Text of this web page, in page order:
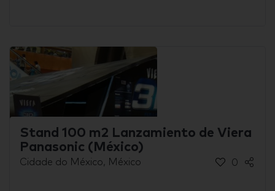
Stand 100 m2 Lanzamiento de Viera
Panasonic (México)
Cidade do México, México 0